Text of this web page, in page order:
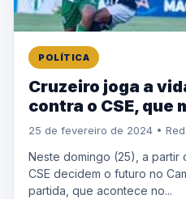
POLÍTICA
Cruzeiro joga a
contra o CSE, que
25 de fevereiro de 2024 •
Neste domingo (25), a partir
CSE decidem o futuro no
partida, que acontece no...